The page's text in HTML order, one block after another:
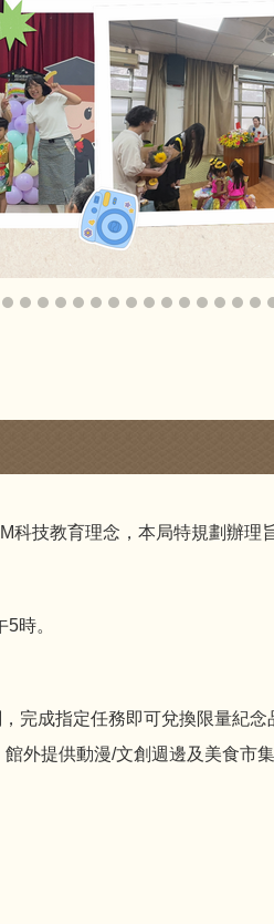
技教育理念，本局特規劃辦理
時。
完成指定任務即可兌換限量紀
外提供動漫/文創週邊及美食市集